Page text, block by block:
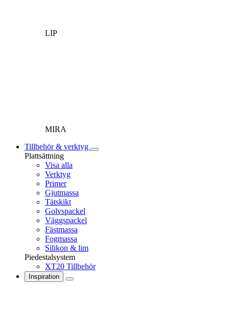
LIP
MIRA
Tillbehör & verktyg
Plattsättning
Visa alla
Verktyg
Primer
Gjutmassa
Tätskikt
Golvspackel
Väggspackel
Fästmassa
Fogmassa
Silikon & lim
Piedestalsystem
XT20 Tillbehör
Inspiration